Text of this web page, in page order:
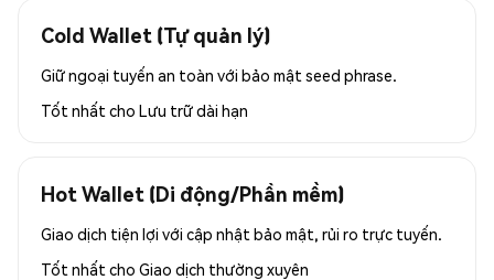
Cold Wallet (Tự quản lý)
Giữ ngoại tuyến an toàn với bảo mật seed phrase.
Tốt nhất cho Lưu trữ dài hạn
Hot Wallet (Di động/Phần mềm)
Giao dịch tiện lợi với cập nhật bảo mật, rủi ro trực tuyến.
Tốt nhất cho Giao dịch thường xuyên